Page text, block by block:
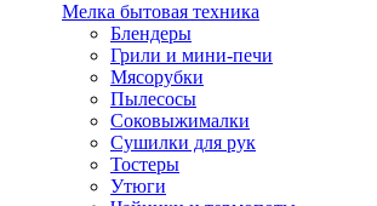
Мелка бытовая техника
Блендеры
Грили и мини-печи
Мясорубки
Пылесосы
Соковыжималки
Сушилки для рук
Тостеры
Утюги